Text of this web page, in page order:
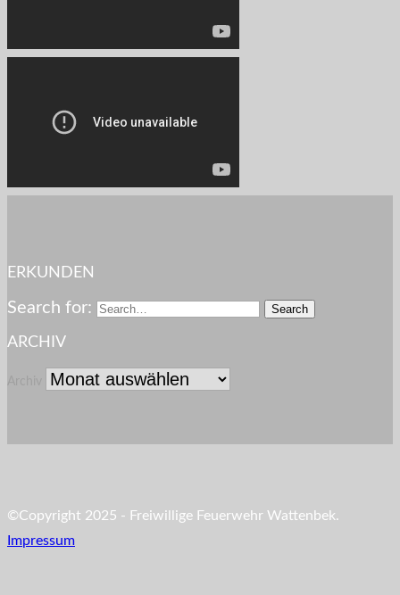
ERKUNDEN
Search for:
ARCHIV
©Copyright 2025 - Freiwillige Feuerwehr Wattenbek.
Impressum